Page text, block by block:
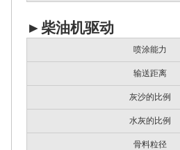
► 柴油机驱动
喷涂能力
输送距离
灰沙的比例
水灰的比例
骨料粒径